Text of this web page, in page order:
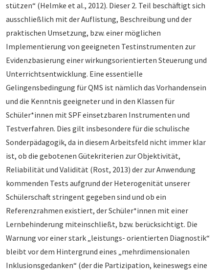
stützen“ (Helmke et al., 2012). Dieser 2. Teil beschäftigt sich
ausschließlich mit der Auflistung, Beschreibung und der
praktischen Umsetzung, bzw. einer möglichen
Implementierung von geeigneten Testinstrumenten zur
Evidenzbasierung einer wirkungsorientierten Steuerung und
Unterrichtsentwicklung. Eine essentielle
Gelingensbedingung für QMS ist nämlich das Vorhandensein
und die Kenntnis geeigneter und in den Klassen für
Schüler*innen mit SPF einsetzbaren Instrumenten und
Testverfahren. Dies gilt insbesondere für die schulische
Sonderpädagogik, da in diesem Arbeitsfeld nicht immer klar
ist, ob die gebotenen Gütekriterien zur Objektivität,
Reliabilität und Validität (Rost, 2013) der zur Anwendung
kommenden Tests aufgrund der Heterogenität unserer
Schülerschaft stringent gegeben sind und ob ein
Referenzrahmen existiert, der Schüler*innen mit einer
Lernbehinderung miteinschließt, bzw. berücksichtigt. Die
Warnung vor einer stark „leistungs- orientierten Diagnostik“
bleibt vor dem Hintergrund eines „mehrdimensionalen
Inklusionsgedanken“ (der die Partizipation, keineswegs eine